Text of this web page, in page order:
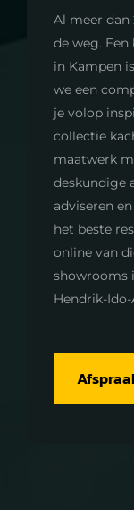
Al meer
de weg.
in Kampen
we een
je volop
collectie
maatwerk
deskundige
adviseren
het beste
online van
showrooms
Hendrik-